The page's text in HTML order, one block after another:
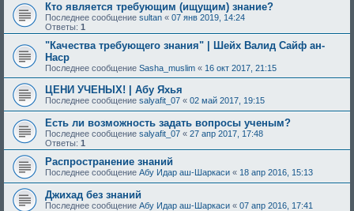
Кто является требующим (ищущим) знание?
Последнее сообщение sultan « 07 янв 2019, 14:24
Ответы: 1
"Качества требующего знания" | Шейх Валид Сайф ан-
Наср
Последнее сообщение Sasha_muslim « 16 окт 2017, 21:15
ЦЕНИ УЧЕНЫХ! | Абу Яхья
Последнее сообщение salyafit_07 « 02 май 2017, 19:15
Есть ли возможность задать вопросы ученым?
Последнее сообщение salyafit_07 « 27 апр 2017, 17:48
Ответы: 1
Распространение знаний
Последнее сообщение Абу Идар аш-Шаркаси « 18 апр 2016, 15:13
Джихад без знаний
Последнее сообщение Абу Идар аш-Шаркаси « 07 апр 2016, 17:41